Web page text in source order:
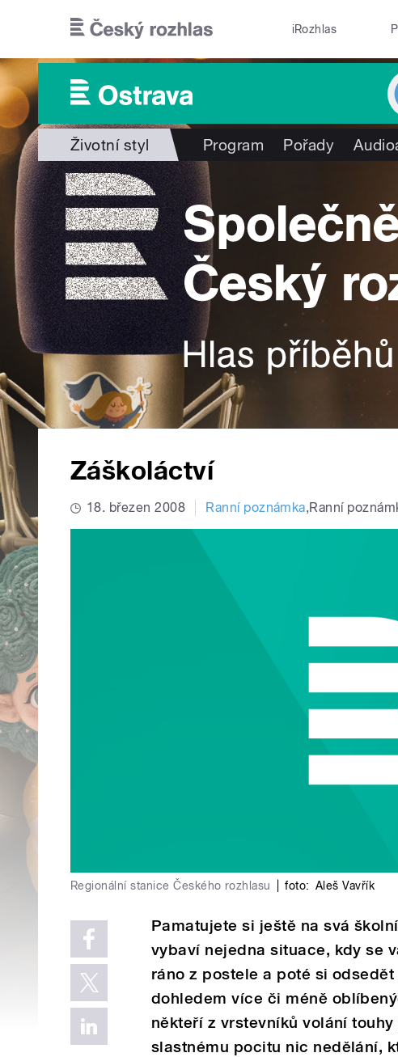
iRozhlas
Životní styl Program Pořady
Záškoláctví
18. březen 2008 Ranní poznámka,Ranní
Regionální stanice Českého rozhlasu foto: Aleš Vavřík
Pamatujete si ještě na svá
vybaví nejedna situace, kdy se
ráno z postele a poté si
dohledem více či méně
někteří z vrstevníků volání
slastnému pocitu nic nedělání,